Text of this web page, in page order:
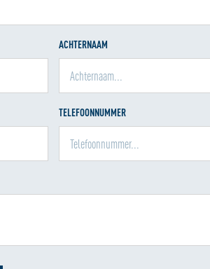
ACHTERNAAM
TELEFOONNUMMER